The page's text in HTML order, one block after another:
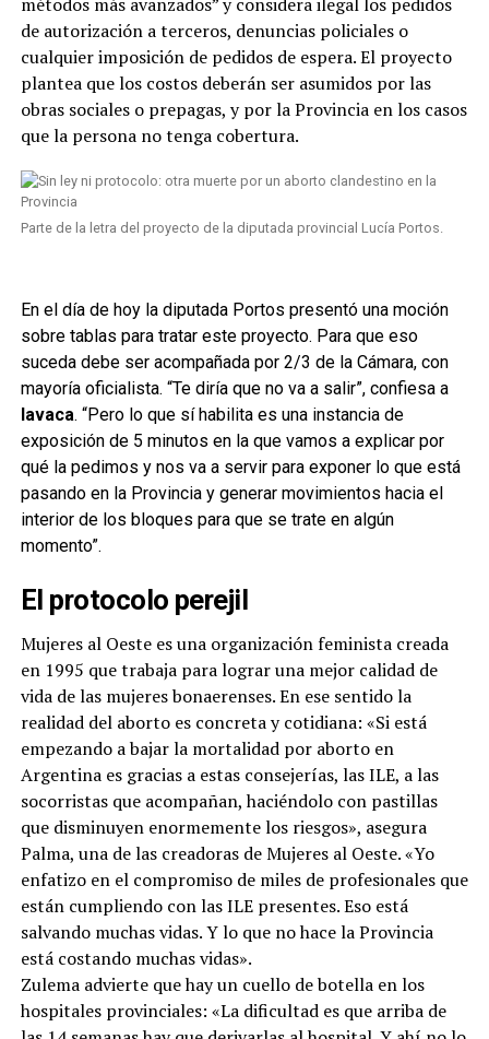
de autorización a terceros, denuncias policiales o
cualquier imposición de pedidos de espera. El proyecto
plantea que los costos deberán ser asumidos por las
obras sociales o prepagas, y por la Provincia en los casos
que la persona no tenga cobertura.
Parte de la letra del proyecto de la diputada provincial Lucía Portos.
En el día de hoy la diputada Portos presentó una moción
sobre tablas para tratar este proyecto. Para que eso
suceda debe ser acompañada por 2/3 de la Cámara, con
mayoría oficialista. “Te diría que no va a salir”, confiesa a
lavaca. “Pero lo que sí habilita es una instancia de
exposición de 5 minutos en la que vamos a explicar por
qué la pedimos y nos va a servir para exponer lo que está
pasando en la Provincia y generar movimientos hacia el
interior de los bloques para que se trate en algún
momento”.
El protocolo perejil
Mujeres al Oeste es una organización feminista creada
en 1995 que trabaja para lograr una mejor calidad de
vida de las mujeres bonaerenses. En ese sentido la
realidad del aborto es concreta y cotidiana: «Si está
empezando a bajar la mortalidad por aborto en
Argentina es gracias a estas consejerías, las ILE, a las
socorristas que acompañan, haciéndolo con pastillas
que disminuyen enormemente los riesgos», asegura
Palma, una de las creadoras de Mujeres al Oeste. «Yo
enfatizo en el compromiso de miles de profesionales que
están cumpliendo con las ILE presentes. Eso está
salvando muchas vidas. Y lo que no hace la Provincia
está costando muchas vidas».
Zulema advierte que hay un cuello de botella en los
hospitales provinciales: «La dificultad es que arriba de